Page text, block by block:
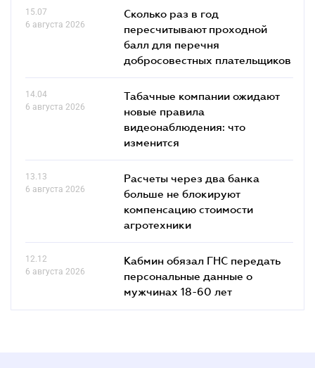
15.07
6 августа 2026
Сколько раз в год
пересчитывают проходной
балл для перечня
добросовестных плательщиков
14.04
6 августа 2026
Табачные компании ожидают
новые правила
видеонаблюдения: что
изменится
13.13
6 августа 2026
Расчеты через два банка
больше не блокируют
компенсацию стоимости
агротехники
12.12
6 августа 2026
Кабмин обязал ГНС передать
персональные данные о
мужчинах 18-60 лет